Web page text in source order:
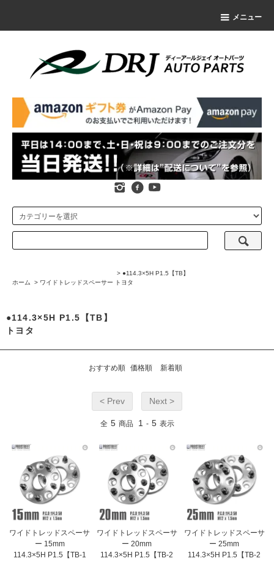
メニュー
ホーム > ワイドトレッドスペーサー
> ●114.3×5H P1.5【TB】
トヨタ
●114.3×5H P1.5【TB】
トヨタ
おすすめ順 価格順 新着順
< Prev Next >
全 5 商品 1 - 5 表示
ワイドトレッドスペーサ
ー 15mm
114.3×5H P1.5【TB-1
ワイドトレッドスペーサ
ー 20mm
114.3×5H P1.5【TB-2
ワイドトレッドスペーサ
ー 25mm
114.3×5H P1.5【TB-2